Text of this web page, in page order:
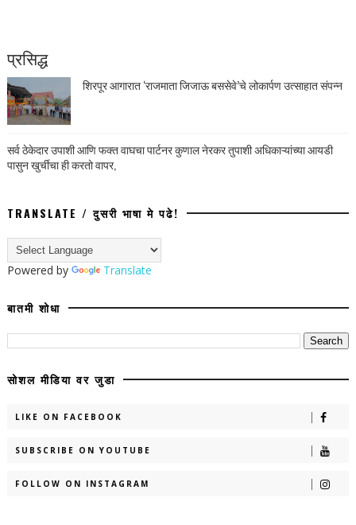
प्रसिद्ध
शिरपूर आगारात ‘राजमाता जिजाऊ बससेवे’चे लोकार्पण उत्साहात संपन्न
सर्व ठेकेदार उपाशी आणि फक्त वाघचा पार्टनर कुणाल नेरकर तुपाशी अधिकाऱ्यांच्या आयडी
पासुन खुर्चीचा ही करतो वापर,
TRANSLATE / दुसरी भाषा मे पढे!
Powered by Translate
बातमी शोधा
सोशल मीडिया वर जुडा
LIKE ON FACEBOOK
SUBSCRIBE ON YOUTUBE
FOLLOW ON INSTAGRAM